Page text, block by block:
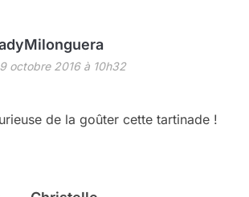
octobre 2016 à 10h32
de la goûter cette tartinade !